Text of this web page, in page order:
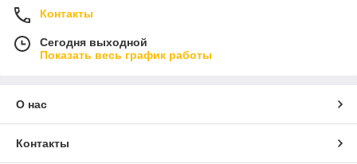
Контакты
Сегодня выходной
Показать весь график работы
О нас
Контакты